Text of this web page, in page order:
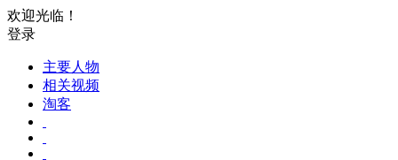
欢迎光临！
登录
主要人物
相关视频
淘客